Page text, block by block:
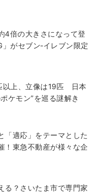
4倍の大きさになって登
がセブン‐イレブン限定
以上、立像は19匹 日本
ケモン”を巡る謎解き
「適応」をテーマとした
！東急不動産が様々な企
る？さいたま市で専門家